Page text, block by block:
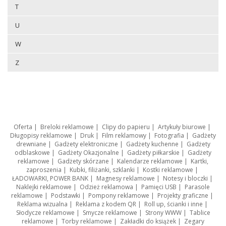
T
U
W
Z
Oferta | Breloki reklamowe | Clipy do papieru | Artykuły biurowe |
Długopisy reklamowe | Druk | Film reklamowy | Fotografia | Gadżety
drewniane | Gadżety elektroniczne | Gadżety kuchenne | Gadżety
odblaskowe | Gadżety Okazjonalne | Gadżety piłkarskie | Gadżety
reklamowe | Gadżety skórzane | Kalendarze reklamowe | Kartki,
zaproszenia | Kubki, filiżanki, szklanki | Kostki reklamowe |
ŁADOWARKI, POWER BANK| Magnesy reklamowe | Notesy i bloczki |
Naklejki reklamowe | Odzież reklamowa | Pamięci USB | Parasole
reklamowe | Podstawki | Pompony reklamowe | Projekty graficzne |
Reklama wizualna | Reklama z kodem QR| Roll up, ścianki i inne |
Słodycze reklamowe | Smycze reklamowe | Strony WWW| Tablice
reklamowe | Torby reklamowe | Zakładki do książek | Zegary